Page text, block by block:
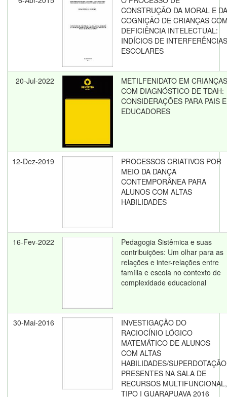
CONSTRUÇÃO DA MORAL E DA
COGNIÇÃO DE CRIANÇAS
DEFICIÊNCIA INTELECTUAL:
INDÍCIOS DE INTERFERÊNCIAS
ESCOLARES
20-Jul-2022
METILFENIDATO EM CRIANÇAS
COM DIAGNÓSTICO DE TDAH:
CONSIDERAÇÕES PARA PAIS E
EDUCADORES
12-Dez-2019
PROCESSOS CRIATIVOS POR
MEIO DA DANÇA
CONTEMPORÂNEA PARA
ALUNOS COM ALTAS
HABILIDADES
16-Fev-2022
Pedagogia Sistêmica e suas
contribuições: Um olhar para as
relações e inter-relações entre
família e escola no contexto de
complexidade educacional
30-Mai-2016
INVESTIGAÇÃO DO
RACIOCÍNIO LÓGICO
MATEMÁTICO DE ALUNOS
COM ALTAS
HABILIDADES/SUPERDOTAÇÃO
PRESENTES NA SALA DE
RECURSOS MULTIFUNCIONAL,
TIPO I GUARAPUAVA 2016